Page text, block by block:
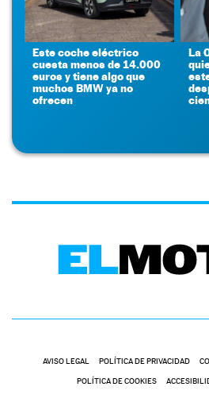
Este coche eléctrico
cuesta menos de 14.000
euros y tiene algo que
muchos BMW ya no
ofrecen
La
AVISO LEGAL POLÍTICA DE PRIVACIDAD
POLÍTICA DE COOKIES